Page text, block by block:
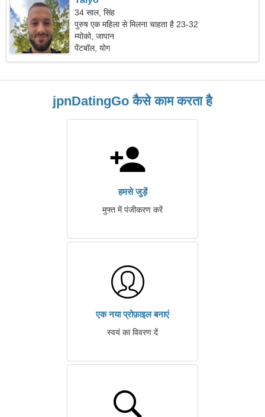
34 साल, सिंह
पुरुष एक महिला से मिलना चाहता है 23-32
म्योको, जापान
पेंटबॉल, योग
jpnDatingGo कैसे काम करता है
हमसे जुड़ें
मुफ्त में पंजीकरण करें
एक नया प्रोफ़ाइल बनाएं
स्वयं का विवरण दें